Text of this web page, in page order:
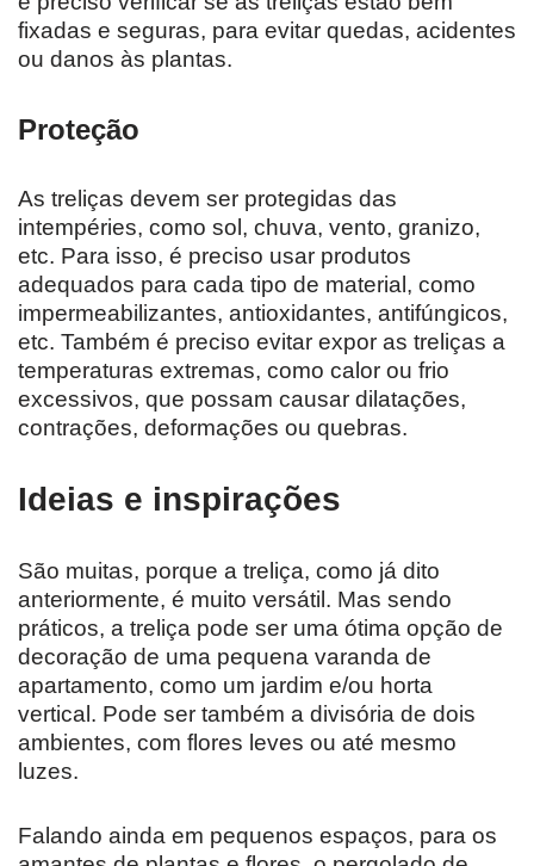
fixadas e seguras, para evitar quedas, acidentes
ou danos às plantas.
Proteção
As treliças devem ser protegidas das
intempéries, como sol, chuva, vento, granizo,
etc. Para isso, é preciso usar produtos
adequados para cada tipo de material, como
impermeabilizantes, antioxidantes, antifúngicos,
etc. Também é preciso evitar expor as treliças a
temperaturas extremas, como calor ou frio
excessivos, que possam causar dilatações,
contrações, deformações ou quebras.
Ideias e inspirações
São muitas, porque a treliça, como já dito
anteriormente, é muito versátil. Mas sendo
práticos, a treliça pode ser uma ótima opção de
decoração de uma pequena varanda de
apartamento, como um jardim e/ou horta
vertical. Pode ser também a divisória de dois
ambientes, com flores leves ou até mesmo
luzes.
Falando ainda em pequenos espaços, para os